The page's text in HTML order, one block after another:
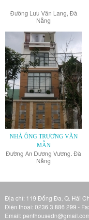
Đường Lưu Văn Lang, Đà
Nẵng
NHÀ ÔNG TRƯƠNG VĂN
MẪN
Đường An Dương Vương. Đà
Nẵng
Địa chỉ: 119 Đống Đa, Q. Hải
Điện thoại: 0236 3 886 299 -
Email: